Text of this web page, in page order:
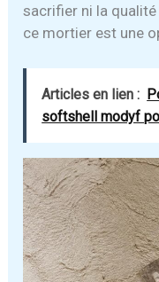
sacrifier ni la qualité
ce mortier est une
Articles en lien :
softshell modyf